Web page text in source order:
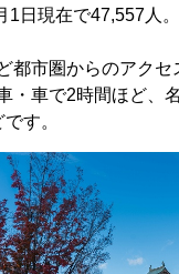
1 日現在で47,557人
都市圏からのアクセ
・車で2時間ほど、
す。